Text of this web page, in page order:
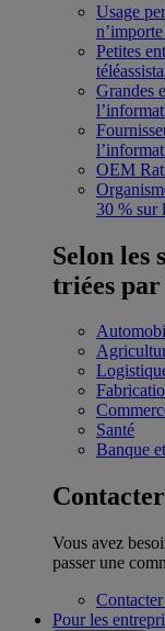
Usage
Petites
Grandes
OEM
30 % sur
Selon les
triées par
Santé
Banque
Vous avez
passer une
Pour les